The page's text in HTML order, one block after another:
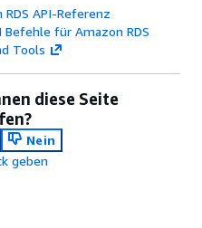
RDS API-Referenz
Befehle für Amazon RDS
Tools
diese Seite
Nein
geben